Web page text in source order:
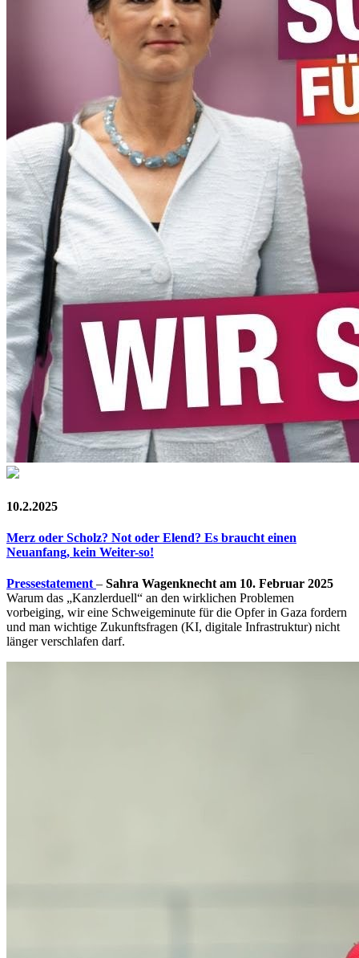
10.2.2025
Merz oder Scholz? Not oder Elend? Es braucht einen
Neuanfang, kein Weiter-so!
Pressestatement – Sahra Wagenknecht am 10. Februar 2025
Warum das „Kanzlerduell“ an den wirklichen Problemen
vorbeiging, wir eine Schweigeminute für die Opfer in Gaza fordern
und man wichtige Zukunftsfragen (KI, digitale Infrastruktur) nicht
länger verschlafen darf.